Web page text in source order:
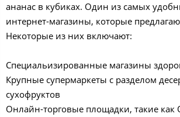
ананас в кубиках. Один из самых
интернет-магазины, которые
Некоторые из них включают:
Специальизированные магазины
Крупные супермаркеты с разделом
сухофруктов
Онлайн-торговые площадки, такие как